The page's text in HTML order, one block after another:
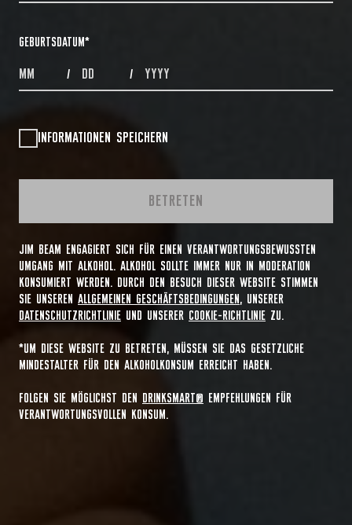
GEBURTSDATUM*
MONTHS / DAYS / YEAR
INFORMATIONEN SPEICHERN
BETRETEN
JIM BEAM ENGAGIERT SICH FÜR EINEN VERANTWORTUNGSBEWUSSTEN
UMGANG MIT ALKOHOL. ALKOHOL SOLLTE IMMER NUR IN MODERATION
KONSUMIERT WERDEN. DURCH DEN BESUCH DIESER WEBSITE STIMMEN
SIE UNSEREN ALLGEMEINEN GESCHÄFTSBEDINGUNGEN, UNSERER
DATENSCHUTZRICHTLINIE UND UNSERER COOKIE-RICHTLINIE ZU.
*UM DIESE WEBSITE ZU BETRETEN, MÜSSEN SIE DAS GESETZLICHE
MINDESTALTER FÜR DEN ALKOHOLKONSUM ERREICHT HABEN.
FOLGEN SIE MÖGLICHST DEN DRINKSMART® EMPFEHLUNGEN FÜR
VERANTWORTUNGSVOLLEN KONSUM.